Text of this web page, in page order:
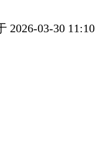
2026-03-30